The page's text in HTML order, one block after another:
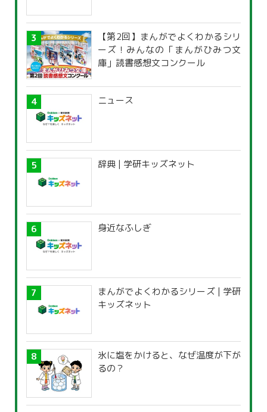
【第2回】まんがでよくわかるシリ
ーズ！みんなの「まんがひみつ文
庫」読書感想文コンクール
ニュース
辞典 | 学研キッズネット
身近なふしぎ
まんがでよくわかるシリーズ | 学研
キッズネット
氷に塩をかけると、なぜ温度が下が
るの？